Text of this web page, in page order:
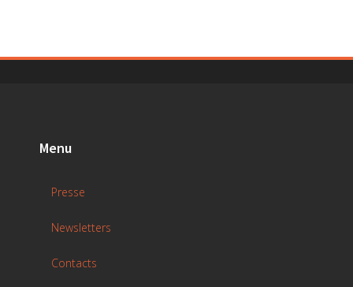
Menu
Presse
Newsletters
Contacts